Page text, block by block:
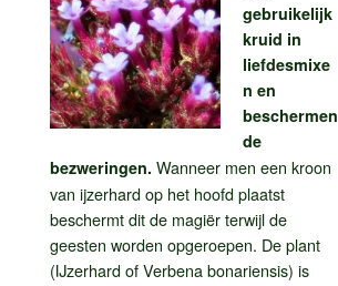
gebruikelijk
kruid in
liefdesmixe
n en
beschermen
de
bezweringen. Wanneer men een kroon
van ijzerhard op het hoofd plaatst
beschermt dit de magiër terwijl de
geesten worden opgeroepen. De plant
(IJzerhard of Verbena bonariensis) is